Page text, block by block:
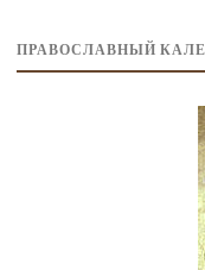
ПРАВОСЛАВНЫЙ